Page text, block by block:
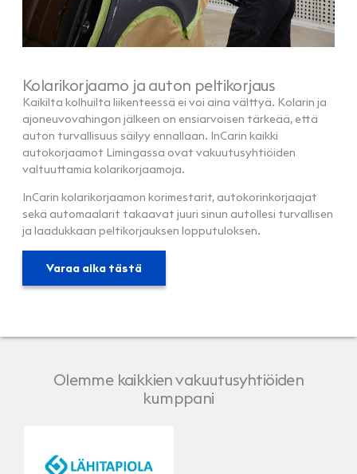
Kolarikorjaamo ja auton peltikorjaus
Kaikilta kolhuilta liikenteessä ei voi aina välttyä. Kolarin ja
ajoneuvovahingon jälkeen on ensiarvoisen tärkeää, että
auton turvallisuus säilyy ennallaan. InCarin kaikki
autokorjaamot Limingassa ovat vakuutusyhtiöiden
valtuuttamia kolarikorjaamoja.
InCarin kolarikorjaamon korimestarit, autokorinkorjaajat
sekä automaalarit takaavat juuri sinun autollesi turvallisen
ja laadukkaan peltikorjauksen lopputuloksen.
Varaa aika tästä
Olemme kaikkien vakuutusyhtiöiden
kumppani
LähiTapiola